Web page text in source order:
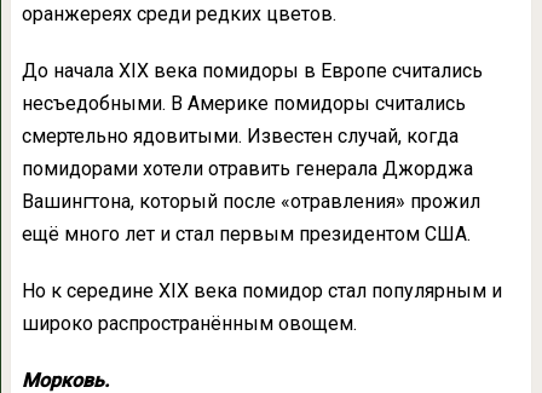
оранжереях среди редких цветов.
До начала XIX века помидоры в Европе считались
несъедобными. В Америке помидоры считались
смертельно ядовитыми. Известен случай, когда
помидорами хотели отравить генерала Джорджа
Вашингтона, который после «отравления» прожил
ещё много лет и стал первым президентом США.
Но к середине XIX века помидор стал популярным и
широко распространённым овощем.
Морковь.